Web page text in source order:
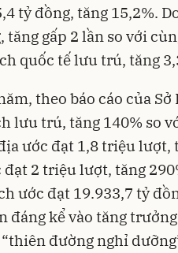
tỷ đồng, tăng 15,2%.
gấp 2 lần so với
quốc tế lưu trú, tăng
theo báo cáo của
lưu trú, tăng 140% so
ước đạt 1,8 triệu lượt,
2 triệu lượt, tăng
ước đạt 19.933,7 tỷ
đáng kể vào tăng
đường nghỉ